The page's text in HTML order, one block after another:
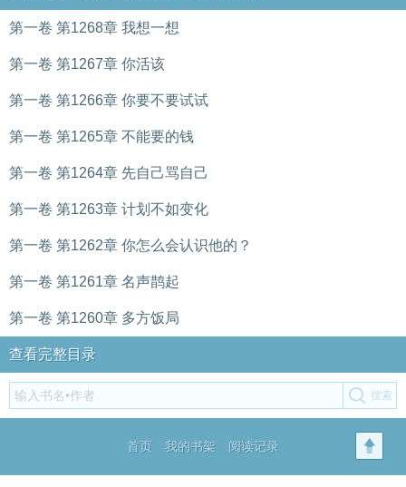
第一卷 第1268章 我想一想
第一卷 第1267章 你活该
第一卷 第1266章 你要不要试试
第一卷 第1265章 不能要的钱
第一卷 第1264章 先自己骂自己
第一卷 第1263章 计划不如变化
第一卷 第1262章 你怎么会认识他的？
第一卷 第1261章 名声鹊起
第一卷 第1260章 多方饭局
查看完整目录
首页 我的书架 阅读记录